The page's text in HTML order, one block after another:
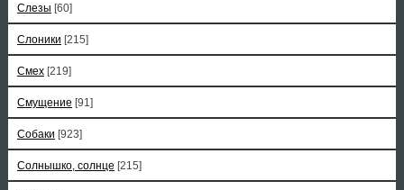
Слезы [60]
Слоники [215]
Смех [219]
Смущение [91]
Собаки [923]
Солнышко, солнце [215]